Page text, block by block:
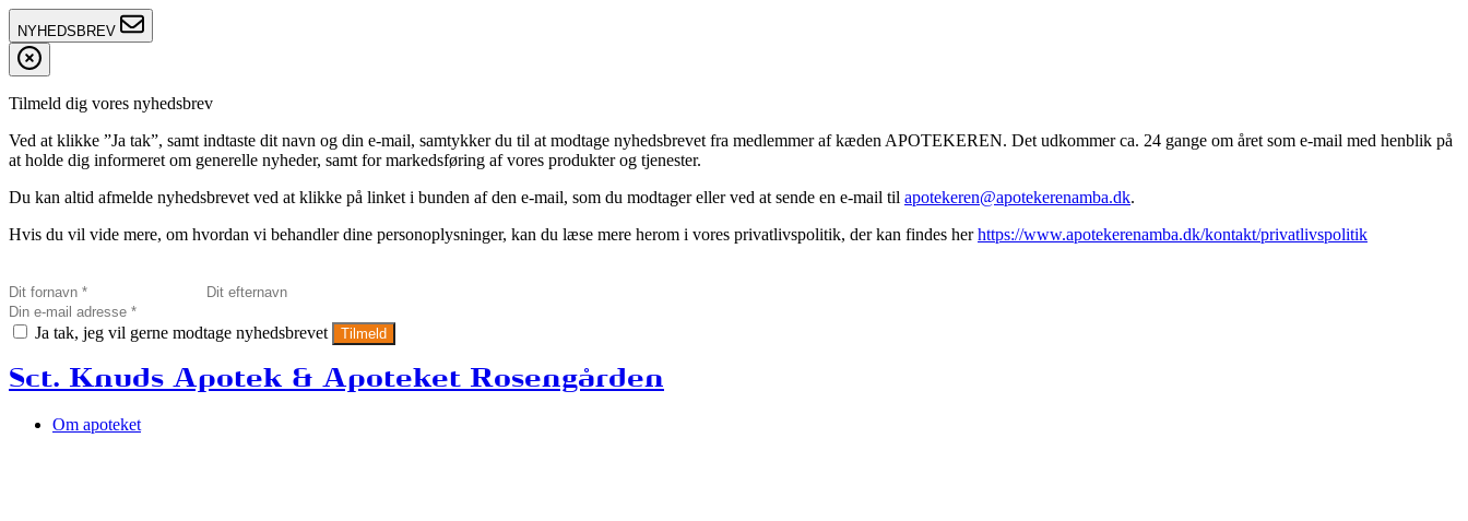
NYHEDSBREV
Tilmeld dig vores nyhedsbrev
Ved at klikke ”Ja tak”, samt indtaste dit navn og din e-mail, samtykker du til at modtage nyhedsbrevet fra medlemmer af kæden APOTEKEREN. Det udkommer ca. 24 gange om året som e-mail med henblik på
at holde dig informeret om generelle nyheder, samt for markedsføring af vores produkter og tjenester.
Du kan altid afmelde nyhedsbrevet ved at klikke på linket i bunden af den e-mail, som du modtager eller ved at sende en e-mail til apotekeren@apotekerenamba.dk.
Hvis du vil vide mere, om hvordan vi behandler dine personoplysninger, kan du læse mere herom i vores privatlivspolitik, der kan findes herhttps://www.apotekerenamba.dk/kontakt/privatlivspolitik
Ja tak, jeg vil gerne modtage nyhedsbrevet Tilmeld
Sct. Knuds Apotek & Apoteket Rosengården
Om apoteket